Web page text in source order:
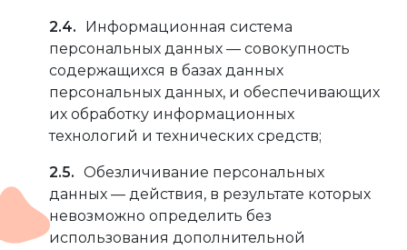
Информационная система
персональных данных — совокупность
содержащихся в базах данных
персональных данных, и обеспечивающих
их обработку информационных
технологий и технических средств;
Обезличивание персональных
данных — действия, в результате которых
невозможно определить без
использования дополнительной